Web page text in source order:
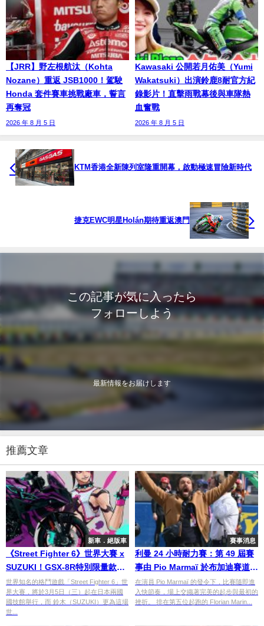
【JRR】野左根航汰（Kohta
Nozane）重返 JSB1000！駕駛
Honda 套件賽車挑戰廠車，誓言
再奪冠
2026 年 8 月 5 日
Kawasaki 公開若月佑美（Yumi
Wakatsuki）出演鈴鹿8耐官方紀
錄影片！直擊雨戰幕後與車隊熱
血奮戰
2026 年 8 月 5 日
KTM香港全新陳列室隆重開幕，啟動極速冒險新時代
捷克EWC明星Holán期待重返澳門
この記事が気に入ったら
フォローしよう
最新情報をお届けします
推薦文章
新車．絕版車
《Street Fighter 6》世界大賽 x
SUZUKI！GSX-8R特別限量款變
身角色專屬座駕
世界知名的格鬥遊戲「Street Fighter 6」世
界大賽，將於3月5日（三）起在日本兩國
國技館舉行，而 鈴木（SUZUKI）更為這場
世...
賽事消息
利曼 24 小時耐力賽：第 49 屆賽
事由 Pio Marmaï 於布加迪賽道揭
開序幕
在演員 Pio Marmaï 的發令下，比賽隨即進
入快節奏，場上交織著完美的起步與最初的
挫折。 排在第五位起跑的 Florian Marin...